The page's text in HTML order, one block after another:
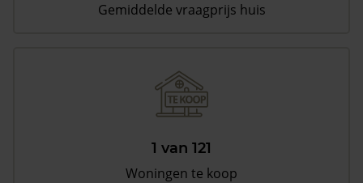
Gemiddelde vraagprijs huis
1 van 121
Woningen te koop